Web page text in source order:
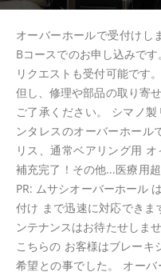
オーバーホールで受付けし
Bコースでのお申し込みで
リクエストも受付可能です
但し、修理や部品の取り寄
ご了承ください。 シマノ
ンタレスのオーバーホール
リス、通常ベアリング用
補充完了！その他...医療用
PR: ムサシオーバーホール
付け まで迅速に対応できま
ンテナンスはお待たせしま
こちらの お客様はブレーキ
希望との事でした。 オー